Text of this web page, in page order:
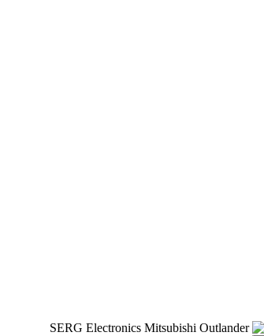
SERG Electronics Mitsubishi Outlander